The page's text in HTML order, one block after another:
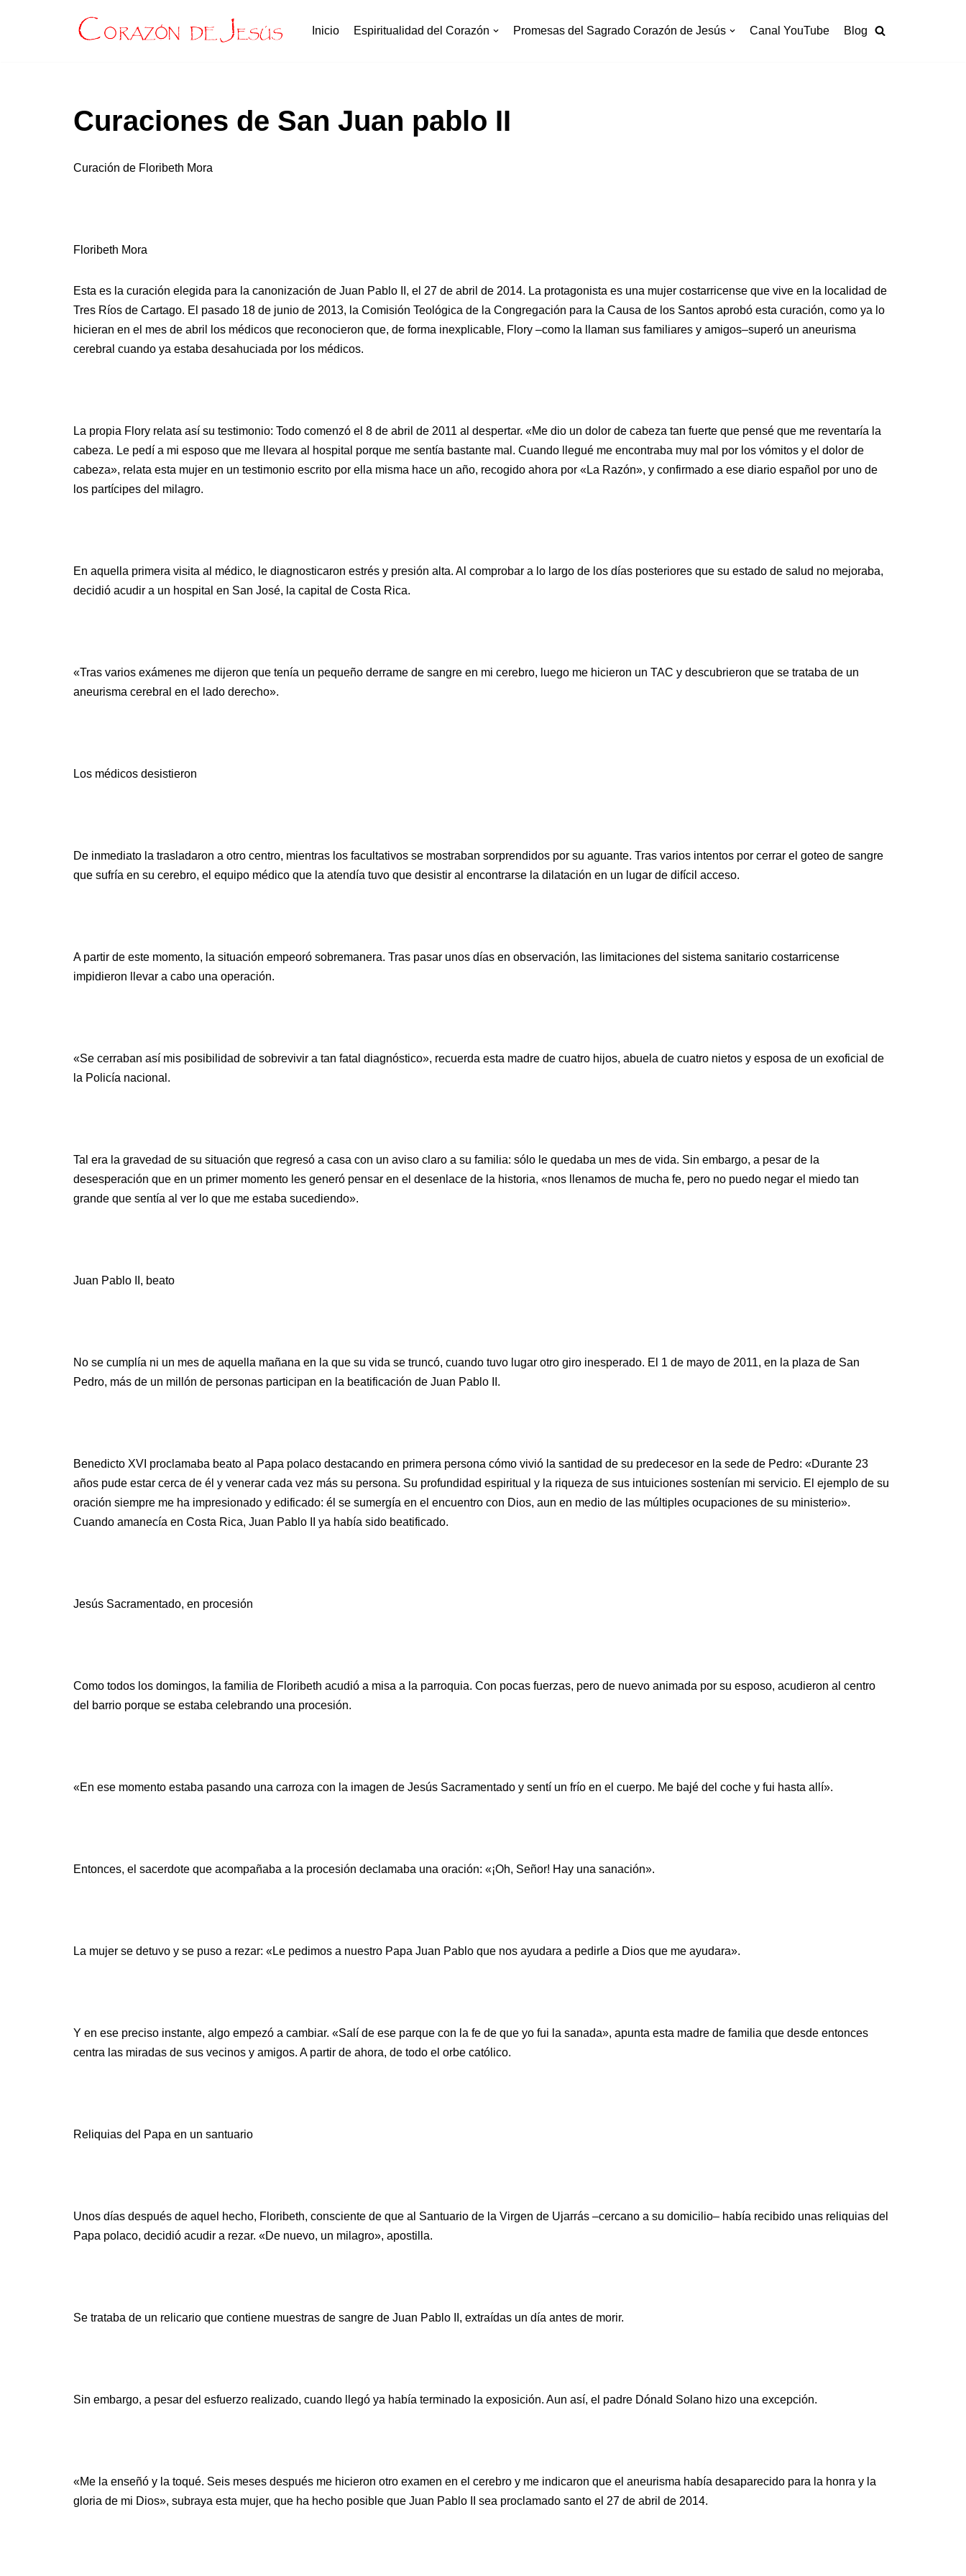
Inicio Espiritualidad del Corazón Promesas del Sagrado Corazón de Jesús Canal YouTube Blog
Curaciones de San Juan pablo II
Curación de Floribeth Mora
Floribeth Mora
Esta es la curación elegida para la canonización de Juan Pablo II, el 27 de abril de 2014. La protagonista es una mujer costarricense que vive en la localidad de
Tres Ríos de Cartago. El pasado 18 de junio de 2013, la Comisión Teológica de la Congregación para la Causa de los Santos aprobó esta curación, como ya lo
hicieran en el mes de abril los médicos que reconocieron que, de forma inexplicable, Flory –como la llaman sus familiares y amigos–superó un aneurisma
cerebral cuando ya estaba desahuciada por los médicos.
La propia Flory relata así su testimonio: Todo comenzó el 8 de abril de 2011 al despertar. «Me dio un dolor de cabeza tan fuerte que pensé que me reventaría la
cabeza. Le pedí a mi esposo que me llevara al hospital porque me sentía bastante mal. Cuando llegué me encontraba muy mal por los vómitos y el dolor de
cabeza», relata esta mujer en un testimonio escrito por ella misma hace un año, recogido ahora por «La Razón», y confirmado a ese diario español por uno de
los partícipes del milagro.
En aquella primera visita al médico, le diagnosticaron estrés y presión alta. Al comprobar a lo largo de los días posteriores que su estado de salud no mejoraba,
decidió acudir a un hospital en San José, la capital de Costa Rica.
«Tras varios exámenes me dijeron que tenía un pequeño derrame de sangre en mi cerebro, luego me hicieron un TAC y descubrieron que se trataba de un
aneurisma cerebral en el lado derecho».
Los médicos desistieron
De inmediato la trasladaron a otro centro, mientras los facultativos se mostraban sorprendidos por su aguante. Tras varios intentos por cerrar el goteo de sangre
que sufría en su cerebro, el equipo médico que la atendía tuvo que desistir al encontrarse la dilatación en un lugar de difícil acceso.
A partir de este momento, la situación empeoró sobremanera. Tras pasar unos días en observación, las limitaciones del sistema sanitario costarricense
impidieron llevar a cabo una operación.
«Se cerraban así mis posibilidad de sobrevivir a tan fatal diagnóstico», recuerda esta madre de cuatro hijos, abuela de cuatro nietos y esposa de un exoficial de
la Policía nacional.
Tal era la gravedad de su situación que regresó a casa con un aviso claro a su familia: sólo le quedaba un mes de vida. Sin embargo, a pesar de la
desesperación que en un primer momento les generó pensar en el desenlace de la historia, «nos llenamos de mucha fe, pero no puedo negar el miedo tan
grande que sentía al ver lo que me estaba sucediendo».
Juan Pablo II, beato
No se cumplía ni un mes de aquella mañana en la que su vida se truncó, cuando tuvo lugar otro giro inesperado. El 1 de mayo de 2011, en la plaza de San
Pedro, más de un millón de personas participan en la beatificación de Juan Pablo II.
Benedicto XVI proclamaba beato al Papa polaco destacando en primera persona cómo vivió la santidad de su predecesor en la sede de Pedro: «Durante 23
años pude estar cerca de él y venerar cada vez más su persona. Su profundidad espiritual y la riqueza de sus intuiciones sostenían mi servicio. El ejemplo de su
oración siempre me ha impresionado y edificado: él se sumergía en el encuentro con Dios, aun en medio de las múltiples ocupaciones de su ministerio».
Cuando amanecía en Costa Rica, Juan Pablo II ya había sido beatificado.
Jesús Sacramentado, en procesión
Como todos los domingos, la familia de Floribeth acudió a misa a la parroquia. Con pocas fuerzas, pero de nuevo animada por su esposo, acudieron al centro
del barrio porque se estaba celebrando una procesión.
«En ese momento estaba pasando una carroza con la imagen de Jesús Sacramentado y sentí un frío en el cuerpo. Me bajé del coche y fui hasta allí».
Entonces, el sacerdote que acompañaba a la procesión declamaba una oración: «¡Oh, Señor! Hay una sanación».
La mujer se detuvo y se puso a rezar: «Le pedimos a nuestro Papa Juan Pablo que nos ayudara a pedirle a Dios que me ayudara».
Y en ese preciso instante, algo empezó a cambiar. «Salí de ese parque con la fe de que yo fui la sanada», apunta esta madre de familia que desde entonces
centra las miradas de sus vecinos y amigos. A partir de ahora, de todo el orbe católico.
Reliquias del Papa en un santuario
Unos días después de aquel hecho, Floribeth, consciente de que al Santuario de la Virgen de Ujarrás –cercano a su domicilio– había recibido unas reliquias del
Papa polaco, decidió acudir a rezar. «De nuevo, un milagro», apostilla.
Se trataba de un relicario que contiene muestras de sangre de Juan Pablo II, extraídas un día antes de morir.
Sin embargo, a pesar del esfuerzo realizado, cuando llegó ya había terminado la exposición. Aun así, el padre Dónald Solano hizo una excepción.
«Me la enseñó y la toqué. Seis meses después me hicieron otro examen en el cerebro y me indicaron que el aneurisma había desaparecido para la honra y la
gloria de mi Dios», subraya esta mujer, que ha hecho posible que Juan Pablo II sea proclamado santo el 27 de abril de 2014.